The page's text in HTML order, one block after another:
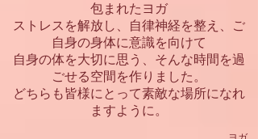
包まれたヨガ
ストレスを解放し、自律神経を整え、ご
自身の身体に意識を向けて
自身の体を大切に思う、そんな時間を過
ごせる空間を作りました。
​どちらも皆様にとって素敵な場所になれ
ますように。